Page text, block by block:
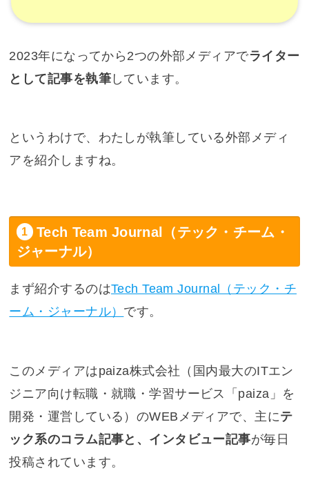
2023年になってから2つの外部メディアでライター
として記事を執筆しています。
というわけで、わたしが執筆している外部メディ
アを紹介しますね。
Tech Team Journal（テック・チーム・
ジャーナル）
まず紹介するのはTech Team Journal（テック・チ
ーム・ジャーナル） です。
このメディアはpaiza株式会社（国内最大のITエン
ジニア向け転職・就職・学習サービス「paiza」を
開発・運営している）のWEBメディアで、主にテ
ック系のコラム記事と、インタビュー記事が毎日
投稿されています。